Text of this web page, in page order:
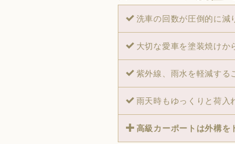
洗車の回数が圧倒的に減
大切な愛車を塗装焼けか
紫外線、雨水を軽減する
雨天時もゆっくりと荷入
高級カーポートは外構を